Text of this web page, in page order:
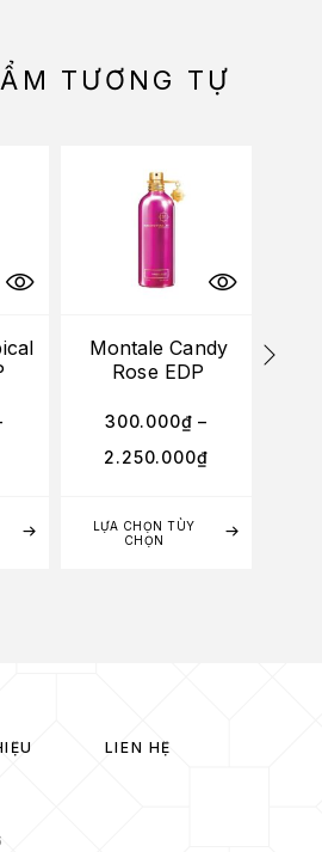
TƯƠNG TỰ
LỰA CHỌN TÙY
CHỌN
Montale Candy
Rose EDP
300.000₫ –
2.250.000₫
LIÊN HỆ